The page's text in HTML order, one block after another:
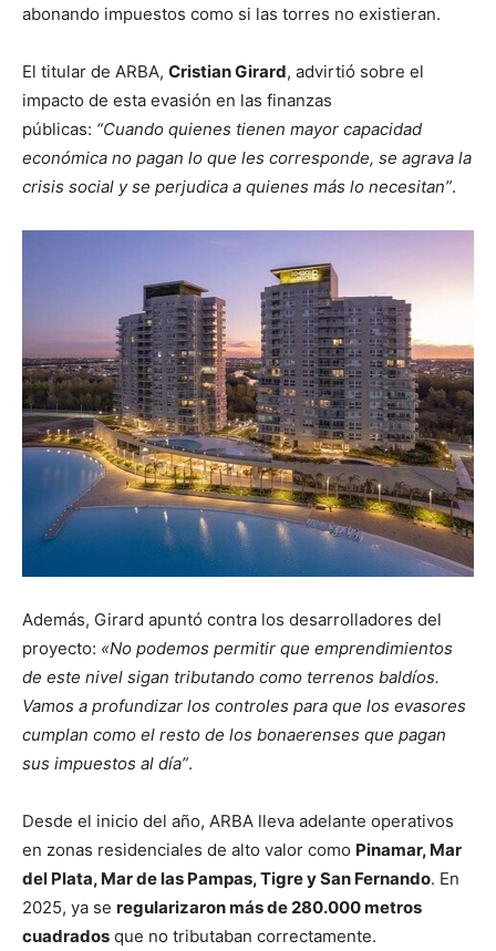
abonando impuestos como si las torres no existieran.
El titular de ARBA, Cristian Girard, advirtió sobre el
impacto de esta evasión en las finanzas
públicas: “Cuando quienes tienen mayor capacidad
económica no pagan lo que les corresponde, se agrava la
crisis social y se perjudica a quienes más lo necesitan”.
Además, Girard apuntó contra los desarrolladores del
proyecto: «No podemos permitir que emprendimientos
de este nivel sigan tributando como terrenos baldíos.
Vamos a profundizar los controles para que los evasores
cumplan como el resto de los bonaerenses que pagan
sus impuestos al día”.
Desde el inicio del año, ARBA lleva adelante operativos
en zonas residenciales de alto valor como Pinamar, Mar
del Plata, Mar de las Pampas, Tigre y San Fernando. En
2025, ya se regularizaron más de 280.000 metros
cuadrados que no tributaban correctamente.